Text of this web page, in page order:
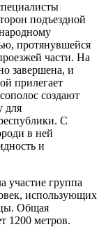
подъездной
протянувшейся
части. На
завершена, и
прилегает
создают
для
С
в ней
и
участие группа
использующих
Общая
1200 метров.